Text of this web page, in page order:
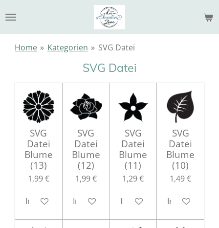
Hauptinhalt
springen
Home » Kategorien » SVG Datei
SVG Datei
SVG
Datei
Blume
(13)
1,99 €
In den Warenkorb
SVG
Datei
Blume
(12)
1,99 €
In den Warenkorb
SVG
Datei
Blume
(11)
1,29 €
In den Warenkorb
SVG
Datei
Blume
(10)
1,49 €
In den